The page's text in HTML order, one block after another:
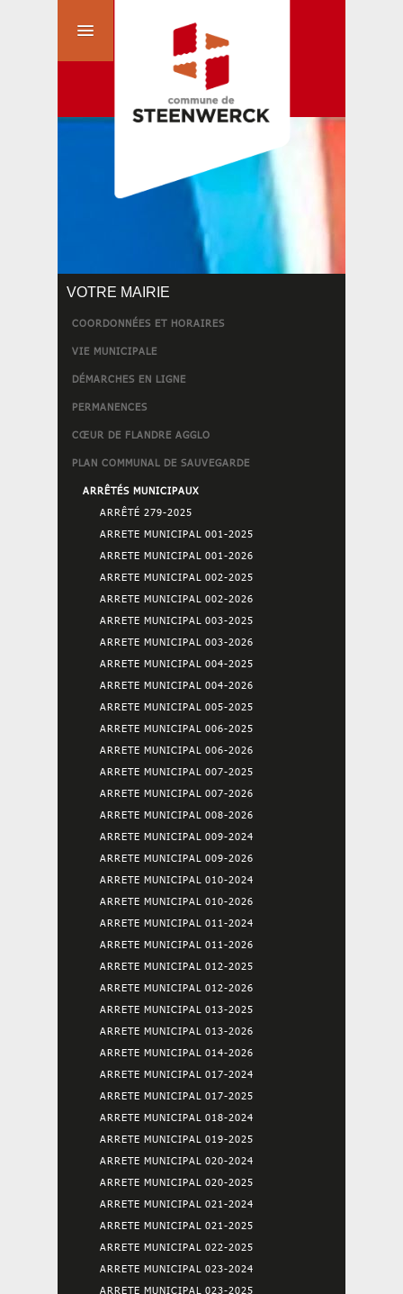
VOTRE MAIRIE
COORDONNÉES ET HORAIRES
VIE MUNICIPALE
DÉMARCHES EN LIGNE
PERMANENCES
CŒUR DE FLANDRE AGGLO
PLAN COMMUNAL DE SAUVEGARDE
ARRÊTÉS MUNICIPAUX
ARRÊTÉ 279-2025
ARRETE MUNICIPAL 001-2025
ARRETE MUNICIPAL 001-2026
ARRETE MUNICIPAL 002-2025
ARRETE MUNICIPAL 002-2026
ARRETE MUNICIPAL 003-2025
ARRETE MUNICIPAL 003-2026
ARRETE MUNICIPAL 004-2025
ARRETE MUNICIPAL 004-2026
ARRETE MUNICIPAL 005-2025
ARRETE MUNICIPAL 006-2025
ARRETE MUNICIPAL 006-2026
ARRETE MUNICIPAL 007-2025
ARRETE MUNICIPAL 007-2026
ARRETE MUNICIPAL 008-2026
ARRETE MUNICIPAL 009-2024
ARRETE MUNICIPAL 009-2026
ARRETE MUNICIPAL 010-2024
ARRETE MUNICIPAL 010-2026
ARRETE MUNICIPAL 011-2024
ARRETE MUNICIPAL 011-2026
ARRETE MUNICIPAL 012-2025
ARRETE MUNICIPAL 012-2026
ARRETE MUNICIPAL 013-2025
ARRETE MUNICIPAL 013-2026
ARRETE MUNICIPAL 014-2026
ARRETE MUNICIPAL 017-2024
ARRETE MUNICIPAL 017-2025
ARRETE MUNICIPAL 018-2024
ARRETE MUNICIPAL 019-2025
ARRETE MUNICIPAL 020-2024
ARRETE MUNICIPAL 020-2025
ARRETE MUNICIPAL 021-2024
ARRETE MUNICIPAL 021-2025
ARRETE MUNICIPAL 022-2025
ARRETE MUNICIPAL 023-2024
ARRETE MUNICIPAL 023-2025